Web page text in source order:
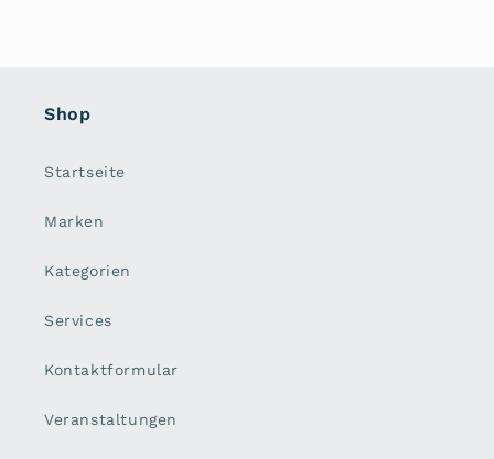
Shop
Startseite
Marken
Kategorien
Services
Kontaktformular
Veranstaltungen